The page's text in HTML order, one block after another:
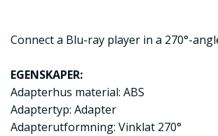
Connect a Blu-ray player in a 270°-
EGENSKAPER:
Adapterhus material: ABS
Adaptertyp: Adapter
Adapterutformning: Vinklat 270°